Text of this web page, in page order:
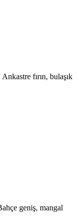
fırın, bulaşık
geniş, mangal